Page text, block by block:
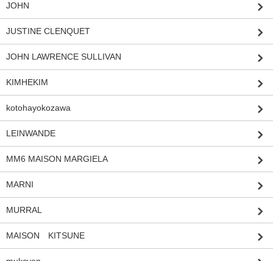
JOHN
JUSTINE CLENQUET
JOHN LAWRENCE SULLIVAN
KIMHEKIM
kotohayokozawa
LEINWANDE
MM6 MAISON MARGIELA
MARNI
MURRAL
MAISON KITSUNE